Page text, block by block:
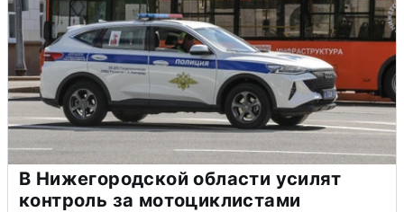
В Нижегородской области усилят
контроль за мотоциклистами